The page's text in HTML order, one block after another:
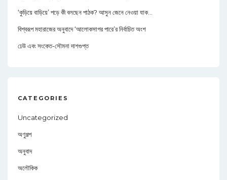
‘কুড়িয়ে বাড়িয়ে’ পড়ে কী বলছেন পাঠক? আসুন জেনে নেওয়া যাক…
বিশ্বরূপ মহারাজের অনুবাদে ‘আলোকসাগর পারে’র নির্বাচিত অংশ
ঢেউ এবং সংকেত-সৌমনা দাশগুপ্ত
CATEGORIES
Uncategorized
অণুগল্প
অনুবাদ
অলৌকিক